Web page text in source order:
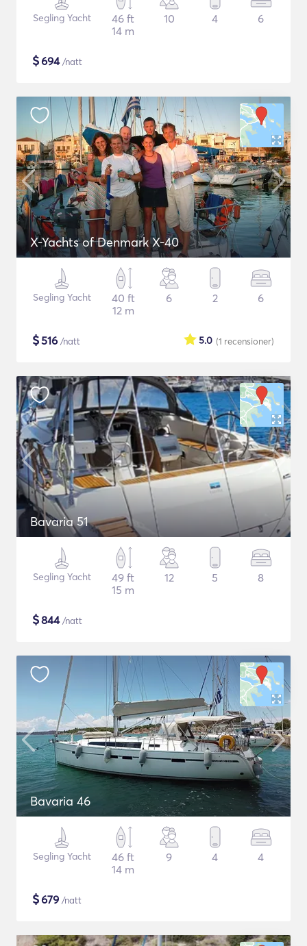
Segling Yacht
46 ft
14 m
10 4 6
$694/natt
X-Yachts of Denmark X-40
Segling Yacht
40 ft
12 m
6 2 6
$516 /natt (1 recensioner)
5.0
Bavaria 51
Segling Yacht
49 ft
15 m
12 5 8
$844/natt
Bavaria 46
Segling Yacht
46 ft
14 m
9 4 4
$679 /natt